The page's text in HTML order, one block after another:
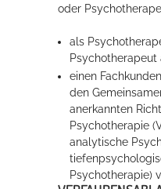
mehr dazu...oder
als
einen
den
anerkannten
Psychotherapie
analytische
Psychotherapie)